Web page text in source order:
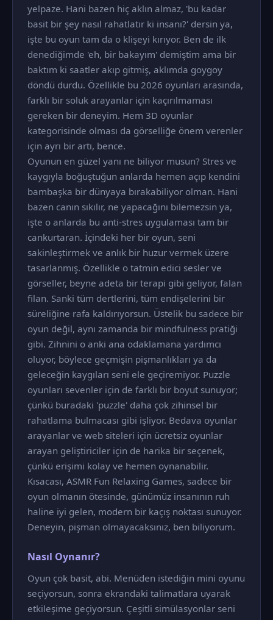
yelpaze. Hani bazen hiç aklın almaz, 'bu kadar
basit bir şey nasıl rahatlatır ki insanı?' dersin ya,
işte bu oyun tam da o klişeyi kırıyor. Ben de ilk
denediğimde 'eh, bir bakayım' demiştim ama bir
baktım ki saatler akıp gitmiş, aklımda goygoy
döndü durdu. Özellikle bu 2026 oyunları arasında,
farklı bir soluk arayanlar için kaçırılmaması
gereken bir deneyim. Hem 3D oyunlar
kategorisinde olması da görselliğe önem verenler
için ayrı bir artı, bence.
Oyunun en güzel yanı ne biliyor musun? Stres ve
kaygıyla boğuştuğun anlarda hemen açıp kendini
bambaşka bir dünyaya bırakabiliyor olman. Hani
bazen canın sıkılır, ne yapacağını bilemezsin ya,
işte o anlarda bu anti-stres uygulaması tam bir
cankurtaran. İçindeki her bir oyun, seni
sakinleştirmek ve anlık bir huzur vermek üzere
tasarlanmış. Özellikle o tatmin edici sesler ve
görseller, beyne adeta bir terapi gibi geliyor, falan
filan. Sanki tüm dertlerini, tüm endişelerini bir
süreliğine rafa kaldırıyorsun. Üstelik bu sadece bir
oyun değil, aynı zamanda bir mindfulness pratiği
gibi. Zihnini o anki ana odaklamana yardımcı
oluyor, böylece geçmişin pişmanlıkları ya da
geleceğin kaygıları seni ele geçiremiyor. Puzzle
oyunları sevenler için de farklı bir boyut sunuyor;
çünkü buradaki 'puzzle' daha çok zihinsel bir
rahatlama bulmacası gibi işliyor. Bedava oyunlar
arayanlar ve web siteleri için ücretsiz oyunlar
arayan geliştiriciler için de harika bir seçenek,
çünkü erişimi kolay ve hemen oynanabilir.
Kısacası, ASMR Fun Relaxing Games, sadece bir
oyun olmanın ötesinde, günümüz insanının ruh
haline iyi gelen, modern bir kaçış noktası sunuyor.
Deneyin, pişman olmayacaksınız, ben biliyorum.
Nasıl Oynanır?
Oyun çok basit, abi. Menüden istediğin mini oyunu
seçiyorsun, sonra ekrandaki talimatlara uyarak
etkileşime geçiyorsun. Çeşitli simülasyonlar seni